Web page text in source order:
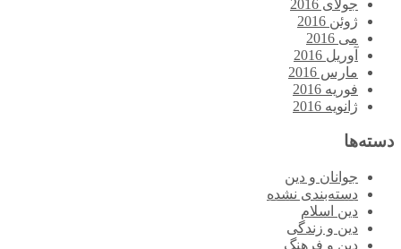
جولای 2016
ژوئن 2016
می 2016
آوریل 2016
مارس 2016
فوریه 2016
ژانویه 2016
دسته‌ها
جوانان و دین
دسته‌بندی نشده
دین اسلام
دین و زندگی
دین و فرهنگ